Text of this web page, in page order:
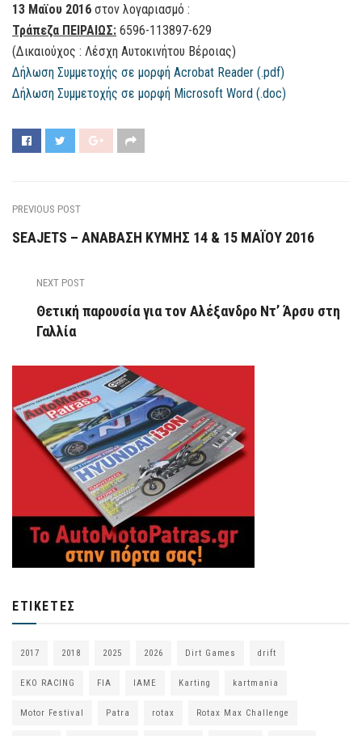
13 Μαϊου 2016 στον λογαριασμό :
Τράπεζα ΠΕΙΡΑΙΩΣ: 6596-113897-629
(Δικαιούχος : Λέσχη Αυτοκινήτου Βέροιας)
Δήλωση Συμμετοχής σε μορφή Acrobat Reader (.pdf)
Δήλωση Συμμετοχής σε μορφή Microsoft Word (.doc)
PREVIOUS POST
SEAJETS – ΑΝΑΒΑΣΗ ΚΥΜΗΣ 14 & 15 ΜΑΪΟΥ 2016
NEXT POST
Θετική παρουσία για τον Αλέξανδρο Ντ’ Άρσυ στη
Γαλλία
ΕΤΙΚΈΤΕΣ
2017 2018 2025 2026 Dirt Games drift
EKO RACING FIA IAME Karting kartmania
Motor Festival Patra rotax Rotax Max Challenge